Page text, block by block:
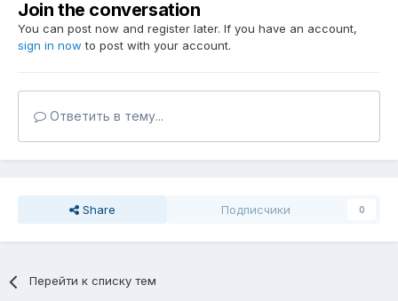
Join the conversation
You can post now and register later. If you have an account,
sign in now to post with your account.
Ответить в тему...
Share Подписчики 0
Перейти к списку тем